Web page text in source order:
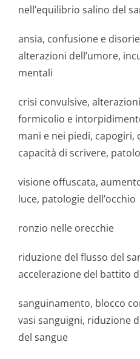
nell’equilibrio salino del
ansia, confusione e
alterazioni dell’umore,
mentali
crisi convulsive,
formicolio e
mani e nei piedi,
capacità di scrivere,
visione offuscata,
luce, patologie dell’occhio
ronzio nelle orecchie
riduzione del flusso del
accelerazione del battito
sanguinamento, blocco
vasi sanguigni, riduzione
del sangue